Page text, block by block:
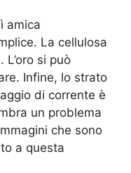
amica
La cellulosa
si può
Infine, lo strato
di corrente è
un problema
che sono
a questa